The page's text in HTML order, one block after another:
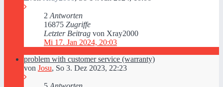
2 Antworten
16875 Zugriffe
Letzter Beitrag von Xray2000
Mi 17. Jan 2024, 20:03
problem with customer service (warranty)
von Josu, So 3. Dez 2023, 22:23